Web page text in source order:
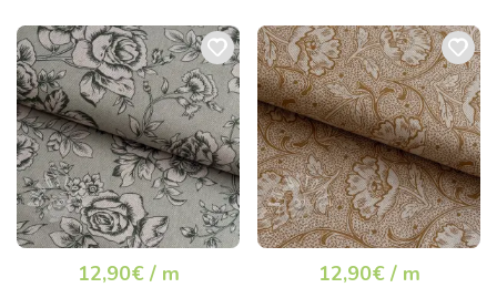
12,90€ / m 12,90€ / m